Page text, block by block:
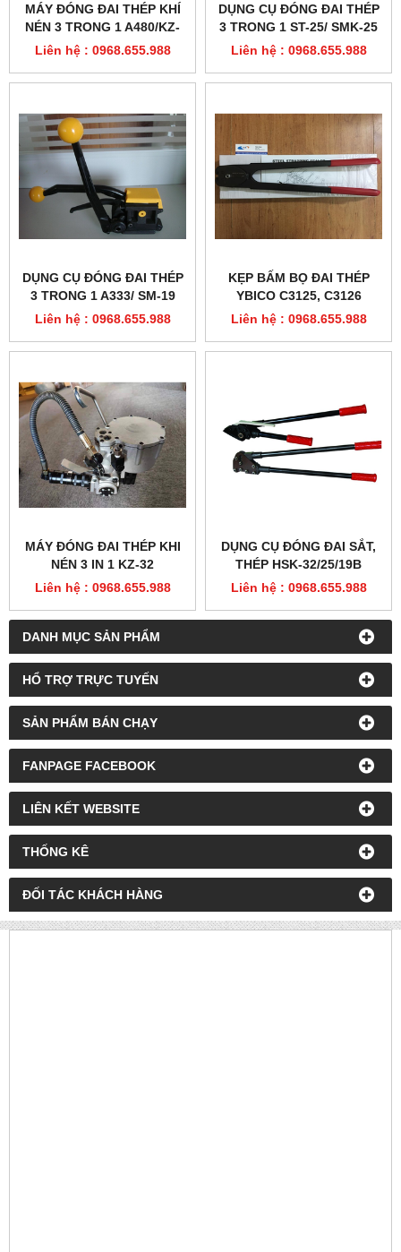
DANH MỤC SẢN PHẨM
HỔ TRỢ TRỰC TUYẾN
SẢN PHẨM BÁN CHẠY
FANPAGE FACEBOOK
LIÊN KẾT WEBSITE
THỐNG KÊ
ĐỐI TÁC KHÁCH HÀNG
MÁY ĐÓNG ĐAI THÉP KHÍ
NÉN 3 TRONG 1 A480/KZ-
19
Liên hệ : 0968.655.988
DỤNG CỤ ĐÓNG ĐAI THÉP
3 TRONG 1 ST-25/ SMK-25
Liên hệ : 0968.655.988
DỤNG CỤ ĐÓNG ĐAI THÉP
3 TRONG 1 A333/ SM-19
Liên hệ : 0968.655.988
KẸP BẤM BỌ ĐAI THÉP
YBICO C3125, C3126
Liên hệ : 0968.655.988
MÁY ĐÓNG ĐAI THÉP KHI
NÉN 3 IN 1 KZ-32
Liên hệ : 0968.655.988
DỤNG CỤ ĐÓNG ĐAI SẮT,
THÉP HSK-32/25/19B
Liên hệ : 0968.655.988